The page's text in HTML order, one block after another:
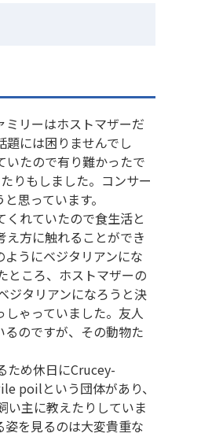
リーはホストマザーだ
には困りませんでし
いたので有り難かったで
りもしました。コンサー
思っています。
れていたので食生活と
え方に触れることができ
うにベジタリアンにな
ところ、ホストマザーの
ジタリアンになろうと決
ゃっていました。友人
のですが、その動物た
ため休日にCrucey-
poilという団体があり、
い主に教えたりしていま
を見るのは大変貴重な